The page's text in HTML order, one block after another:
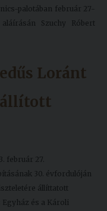
palotában február 27-
Szuchy Róbert
Loránt
állított
február 27.
30. évfordulóján
állíttatott
és a Károli